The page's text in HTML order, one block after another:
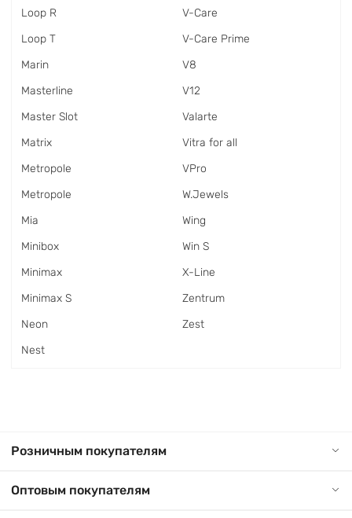
Loop R
Loop T
Marin
Masterline
Master Slot
Matrix
Metropole
Metropole
Mia
Minibox
Minimax
Minimax S
Neon
Nest
V-Care
V-Care Prime
V8
V12
Valarte
Vitra for all
VPro
W.Jewels
Wing
Win S
X-Line
Zentrum
Zest
Розничным покупателям
Оптовым покупателям